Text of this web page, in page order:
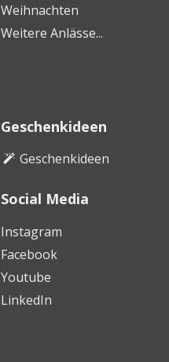
Weihnachten
Weitere Anlässe...
Geschenkideen
Geschenkideen
Social Media
Instagram
Facebook
Youtube
LinkedIn